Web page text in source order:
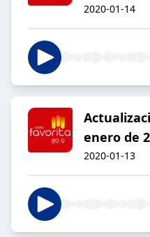
2020-01-14
enero de
2020-01-13